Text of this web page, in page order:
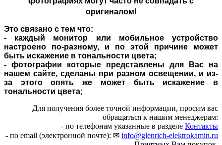
оригиналом!
Это связано с тем что:
- каждый монитор или мобильное устройство
настроено по-разному, и по этой причине может
быть искажение в тональности цвета;
- фотографии которые представлены для Вас на
нашем сайте, сделаны при разном освещении, и из-
за этого опять же может быть искажение в
тональности цвета;
Для получения более точной информации, просим вас
обращаться к нашим менеджерам:
- по телефонам указанные в разделе Контакты
- по email (электронной почте): ✉ info@glenrich-elektrokamin.ru